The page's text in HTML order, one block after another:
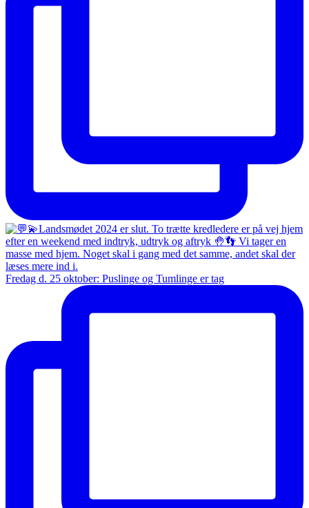
Fredag d. 25 oktober: Puslinge og Tumlinge er tag